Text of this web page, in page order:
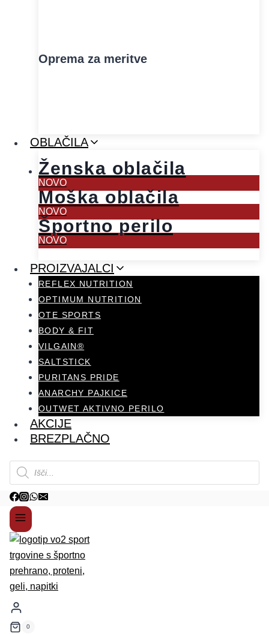
Oprema za meritve
OBLAČILA
Ženska oblačila
NOVO
Moška oblačila
NOVO
Športno perilo
NOVO
PROIZVAJALCI
REFLEX NUTRITION
OPTIMUM NUTRITION
OTE SPORTS
BODY & FIT
VILGAIN®
SALTSTICK
PURITANS PRIDE
ANARCHY PAJKICE
OUTWET AKTIVNO PERILO
AKCIJE
BREZPLAČNO
Products
search
0